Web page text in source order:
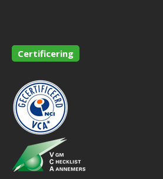
Certificering